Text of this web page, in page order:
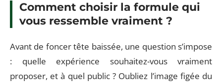
Comment choisir la formule qui
vous ressemble vraiment ?
Avant de foncer tête baissée, une question s’impose
: quelle expérience souhaitez-vous vraiment
proposer, et à quel public ? Oubliez l’image figée du